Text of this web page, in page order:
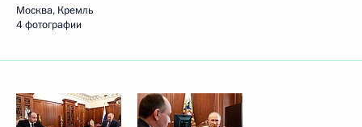
Москва, Кремль
4 фотографии